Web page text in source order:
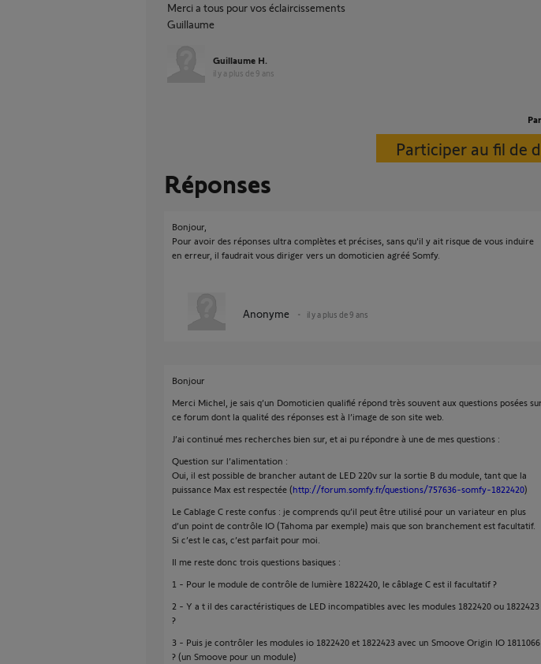
Merci a tous pour vos éclaircissements
Guillaume
Guillaume H.
il y a plus de 9 ans
Participer au fil de
Réponses
Bonjour,
Pour avoir des réponses ultra complètes et précises, sans qu'il y ait risque de vous induire
en erreur, il faudrait vous diriger vers un domoticien agréé Somfy.
Anonyme il y a plus de 9 ans
Bonjour
Merci Michel, je sais q’un Domoticien qualifié répond très souvent aux questions posées sur
ce forum dont la qualité des réponses est à l’image de son site web.
J’ai continué mes recherches bien sur, et ai pu répondre à une de mes questions :
Question sur l’alimentation :
Oui, il est possible de brancher autant de LED 220v sur la sortie B du module, tant que la
puissance Max est respectée (http://forum.somfy.fr/questions/757636-somfy-1822420)
Le Cablage C reste confus : je comprends qu’il peut être utilisé pour un variateur en plus
d’un point de contrôle IO (Tahoma par exemple) mais que son branchement est facultatif.
Si c’est le cas, c’est parfait pour moi.
Il me reste donc trois questions basiques :
1 - Pour le module de contrôle de lumière 1822420, le câblage C est il facultatif ?
2 - Y a t il des caractéristiques de LED incompatibles avec les modules 1822420 ou 1822423
?
3 - Puis je contrôler les modules io 1822420 et 1822423 avec un Smoove Origin IO 1811066
? (un Smoove pour un module)